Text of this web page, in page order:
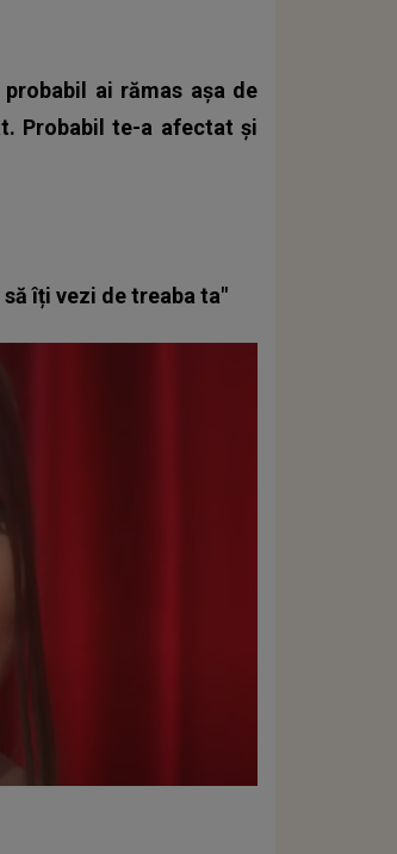
ai rămas așa de
Probabil te-a afectat și
îți vezi de treaba ta"